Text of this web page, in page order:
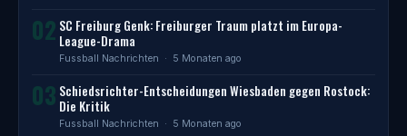
02 SC Freiburg Genk: Freiburger Traum platzt im Europa-
League-Drama
Fussball Nachrichten · 5 Monaten ago
03 Schiedsrichter-Entscheidungen Wiesbaden gegen Rostock:
Die Kritik
Fussball Nachrichten · 5 Monaten ago